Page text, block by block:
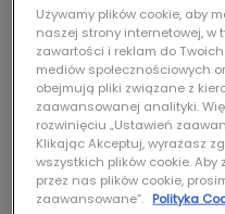
1995,00 zł
Używamy plików cookie, aby
naszej strony internetowej, w
zawartości i reklam do
mediów społecznościowych
obejmują pliki związane z
zaawansowanej analityki.
rozwinięciu „Ustawień
Klikając Akceptuj, wyrażasz
wszystkich plików cookie.
przez nas plików cookie,
zaawansowane”. Polityka